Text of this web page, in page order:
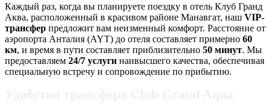
Каждый раз, когда вы планируете поездку в отель Клуб Гранд
Аква, расположенный в красивом районе Манавгат, наш VIP-
трансфер предложит вам неизменный комфорт. Расстояние от
аэропорта Анталия (AYT) до отеля составляет примерно 60
км, и время в пути составляет приблизительно 50 минут. Мы
предоставляем 24/7 услуги наивысшего качества, обеспечивая
специальную встречу и сопровождение по прибытию.